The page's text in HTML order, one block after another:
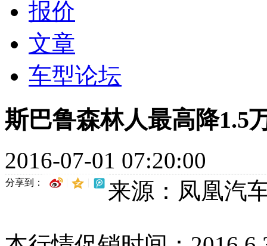
报价
文章
车型论坛
斯巴鲁森林人最高降1.5
2016-07-01 07:20:00
分享到： 来源：凤凰汽